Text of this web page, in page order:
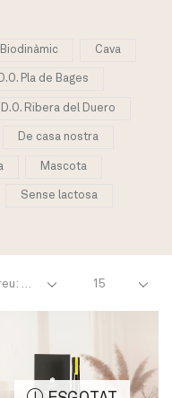
Products
page
Biodinàmic Cava
D.O. Pla de Bages
D.O. Ribera del Duero
De casa nostra
Mascota
Sense lactosa